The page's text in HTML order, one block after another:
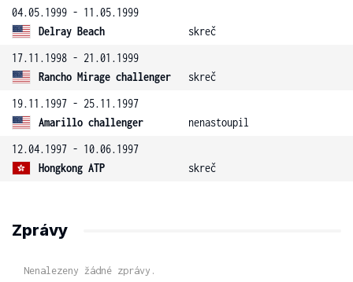
04.05.1999 - 11.05.1999
Delray Beach
skreč
17.11.1998 - 21.01.1999
Rancho Mirage challenger
skreč
19.11.1997 - 25.11.1997
Amarillo challenger
nenastoupil
12.04.1997 - 10.06.1997
Hongkong ATP
skreč
Zprávy
Nenalezeny žádné zprávy.